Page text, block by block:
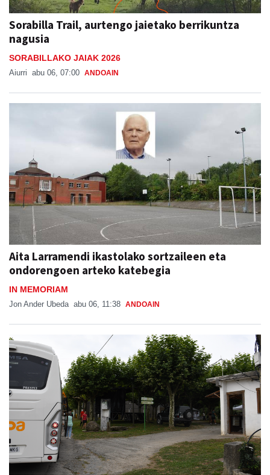
Sorabilla Trail, aurtengo jaietako berrikuntza
nagusia
SORABILLAKO JAIAK 2026
Aiurri abu 06, 07:00 ANDOAIN
Aita Larramendi ikastolako sortzaileen eta
ondorengoen arteko katebegia
IN MEMORIAM
Jon Ander Ubeda abu 06, 11:38 ANDOAIN